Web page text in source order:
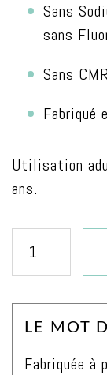
Sans
sans
Sans
Fabriqué
Utilisation
ans.
quantité
de
protection
LE MOT
Fabriquée à